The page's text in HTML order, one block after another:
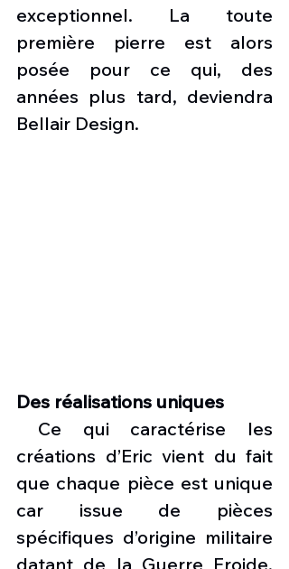
exceptionnel. La toute
première pierre est alors
posée pour ce qui, des
années plus tard, deviendra
Bellair Design.
Des réalisations uniques
Ce qui caractérise les
créations d’Eric vient du fait
que chaque pièce est unique
car issue de pièces
spécifiques d’origine militaire
datant de la Guerre Froide.